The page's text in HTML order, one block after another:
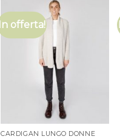
In offerta!
CARDIGAN LUNGO DONNE